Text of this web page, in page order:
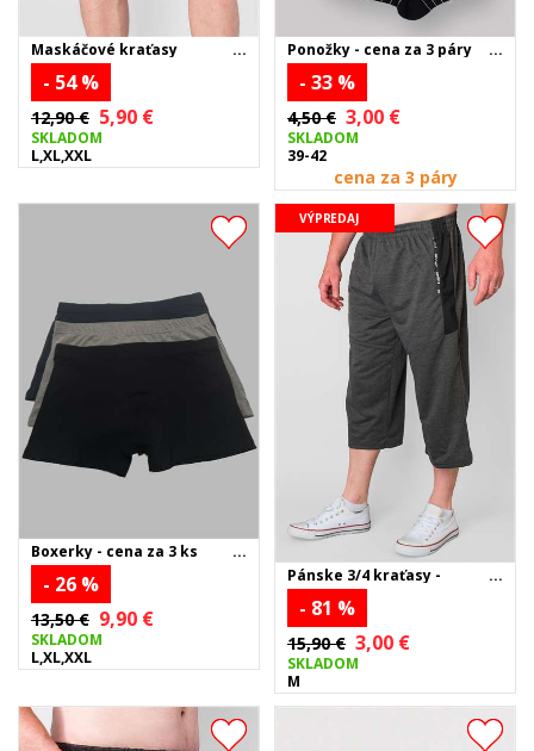
Maskáčové kraťasy
- 54 %
12,90 € 5,90 €
SKLADOM
L,XL,XXL
Ponožky - cena za 3 páry
- 33 %
4,50 € 3,00 €
SKLADOM
39-42
cena za 3 páry
Boxerky - cena za 3 ks
- 26 %
13,50 € 9,90 €
SKLADOM
L,XL,XXL
VÝPREDAJ
Pánske 3/4 kraťasy -
tmavosivé
- 81 %
15,90 € 3,00 €
SKLADOM
M